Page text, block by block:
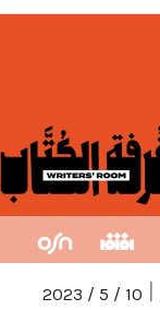
10 / 5 / 2023